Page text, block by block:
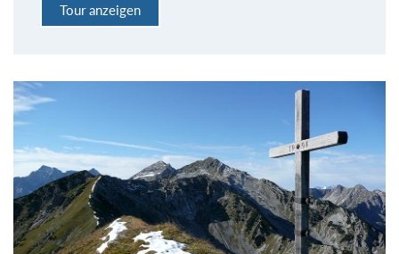
Tour anzeigen